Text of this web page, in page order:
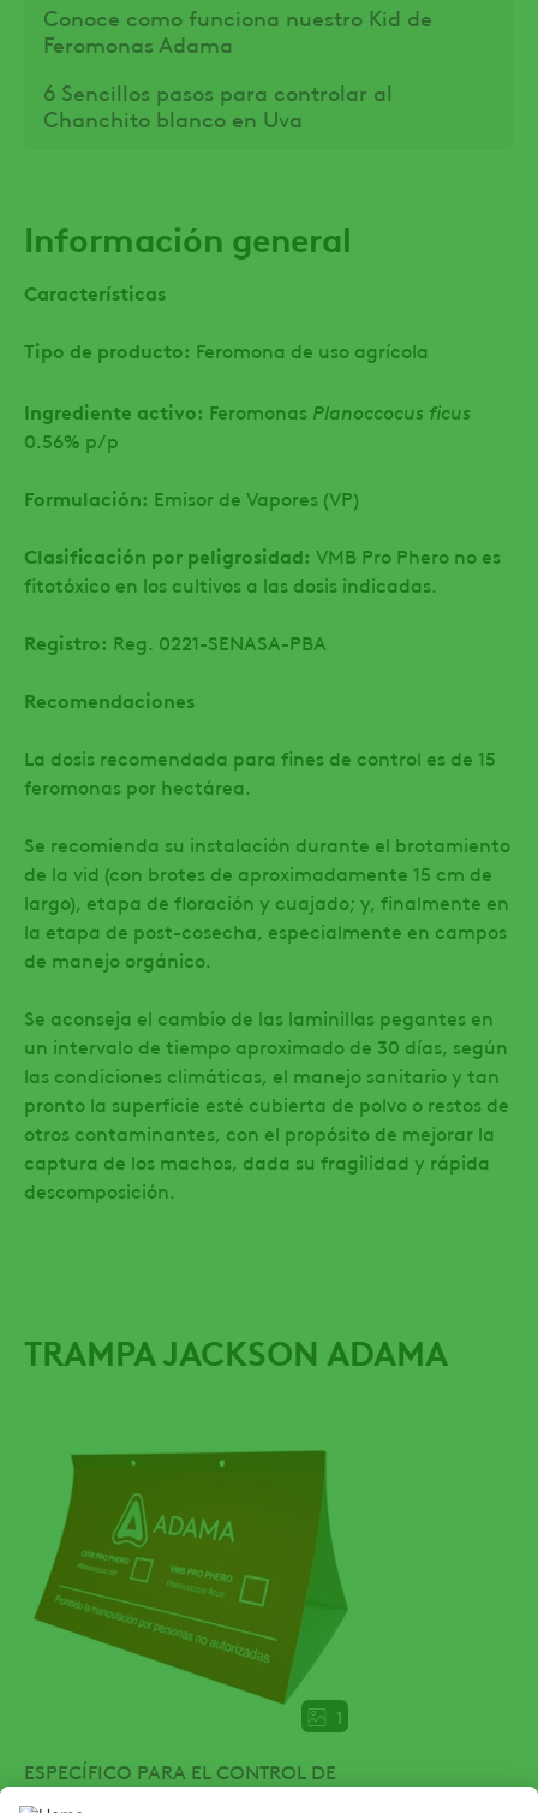
Información general
Características
Tipo de producto: Feromona de uso agrícola
Ingrediente activo: Feromonas Planoccocus ficus
0.56% p/p
Formulación: Emisor de Vapores (VP)
Clasificación por peligrosidad: VMB Pro Phero no es
fitotóxico en los cultivos a las dosis indicadas.
Registro: Reg. 0221-SENASA-PBA
Recomendaciones
La dosis recomendada para fines de control es de 15
feromonas por hectárea.
Se recomienda su instalación durante el brotamiento
de la vid (con brotes de aproximadamente 15 cm de
largo), etapa de floración y cuajado; y, finalmente en
la etapa de post-cosecha, especialmente en campos
de manejo orgánico.
Se aconseja el cambio de las laminillas pegantes en
un intervalo de tiempo aproximado de 30 días, según
las condiciones climáticas, el manejo sanitario y tan
pronto la superficie esté cubierta de polvo o restos de
otros contaminantes, con el propósito de mejorar la
captura de los machos, dada su fragilidad y rápida
descomposición.
Conoce como funciona nuestro Kid de
Feromonas Adama
6 Sencillos pasos para controlar al
Chanchito blanco en Uva
TRAMPA JACKSON ADAMA
1
ESPECÍFICO PARA EL CONTROL DE
LA ESPECIE